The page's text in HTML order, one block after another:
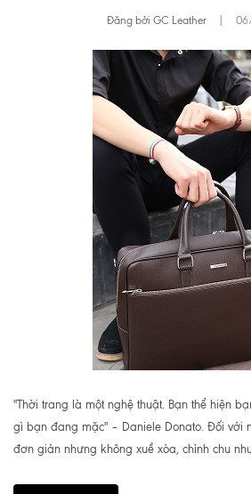
Đăng bởi GC Leather
"Thời trang là một nghệ thuật. Bạn thể hiện
gì bạn đang mặc" – Daniele Donato. Đối với
đơn giản nhưng không xuề xòa, chỉnh chu